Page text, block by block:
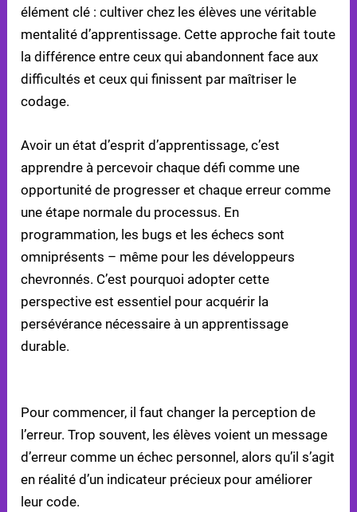
élément clé : cultiver chez les élèves une véritable
mentalité d’apprentissage. Cette approche fait toute
la différence entre ceux qui abandonnent face aux
difficultés et ceux qui finissent par maîtriser le
codage.
Avoir un état d’esprit d’apprentissage, c’est
apprendre à percevoir chaque défi comme une
opportunité de progresser et chaque erreur comme
une étape normale du processus. En
programmation, les bugs et les échecs sont
omniprésents – même pour les développeurs
chevronnés. C’est pourquoi adopter cette
perspective est essentiel pour acquérir la
persévérance nécessaire à un apprentissage
durable.
Pour commencer, il faut changer la perception de
l’erreur. Trop souvent, les élèves voient un message
d’erreur comme un échec personnel, alors qu’il s’agit
en réalité d’un indicateur précieux pour améliorer
leur code.